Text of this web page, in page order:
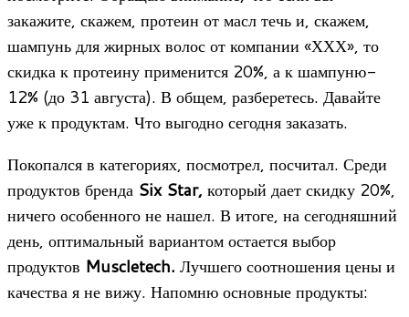
закажите, скажем, протеин от масл течь и, скажем,
шампунь для жирных волос от компании «ХХХ», то
скидка к протеину применится 20%, а к шампуню-
12% (до 31 августа). В общем, разберетесь. Давайте
уже к продуктам. Что выгодно сегодня заказать.
Покопался в категориях, посмотрел, посчитал. Среди
продуктов бренда Six Star,который дает скидку 20%,
ничего особенного не нашел. В итоге, на сегодняшний
день, оптимальный вариантом остается выбор
продуктов Muscletech. Лучшего соотношения цены и
качества я не вижу. Напомню основные продукты: